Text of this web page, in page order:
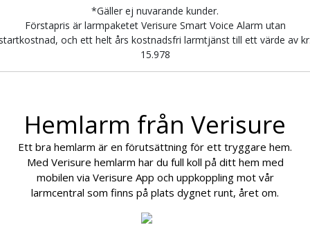
*Gäller ej nuvarande kunder.
Förstapris är larmpaketet Verisure Smart Voice Alarm utan
och ett helt års kostnadsfri larmtjänst till ett värde av
15.978
Hemlarm från Verisure
Ett bra hemlarm är en förutsättning för ett tryggare hem.
Med Verisure hemlarm har du full koll på ditt hem med
mobilen via Verisure App och uppkoppling mot vår
larmcentral som finns på plats dygnet runt, året om.